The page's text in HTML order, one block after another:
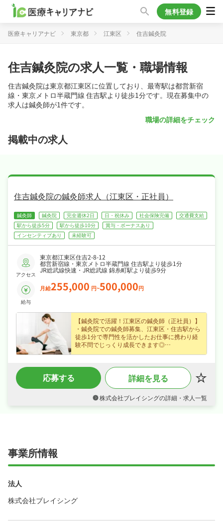
無料登録
医療キャリアナビ 東京都 江東区 住吉鍼灸院
住吉鍼灸院の求人一覧・職場情報
住吉鍼灸院は東京都江東区に位置しており、最寄駅は都営新宿
線・東京メトロ半蔵門線 住吉駅より徒歩1分です。現在募集中の
求人は鍼灸師が1件です。
職場の詳細をチェック
掲載中の求人
住吉鍼灸院の鍼灸師求人（江東区・正社員）
鍼灸師 鍼灸院 完全週休2日 日・祝休み 社会保険完備
交通費支給
駅から徒歩5分
駅から徒歩10分
賞与・ボーナスあり
インセンティブあり
未経験可
アクセス
東京都江東区住吉2-8-12
都営新宿線・東京メトロ半蔵門線 住吉駅より徒歩1分
JR総武線快速・JR総武線 錦糸町駅より徒歩9分
給与
月給255,000 円~500,000円
【鍼灸院で活躍！江東区の鍼灸師（正社員）】
・鍼灸院での鍼灸師募集、江東区・住吉駅から
徒歩1分で専門性を活かしたお仕事に携わり経
験不問でじっくり成長できます◎
価します◎
・完全週休2日制・日曜・祝日休み、夏季休
暇・年末年始休暇など長期休暇も取りやすく日
環境です◎
応募する 詳細を見る
株式会社ブレイシングの詳細・求人一覧
事業所情報
法人
株式会社ブレイシング